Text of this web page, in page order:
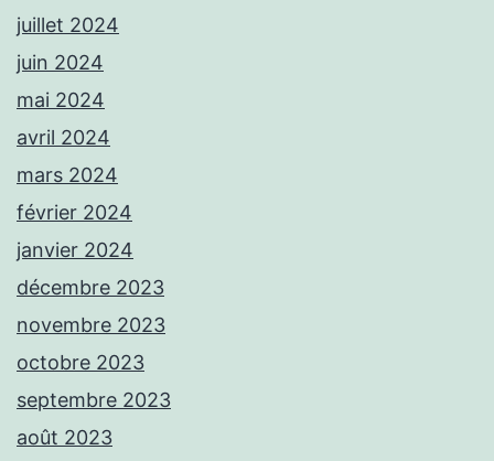
juillet 2024
juin 2024
mai 2024
avril 2024
mars 2024
février 2024
janvier 2024
décembre 2023
novembre 2023
octobre 2023
septembre 2023
août 2023